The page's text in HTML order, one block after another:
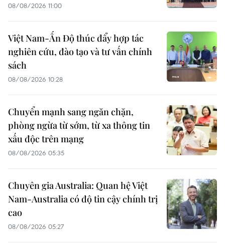
08/08/2026 11:00
Việt Nam-Ấn Độ thúc đẩy hợp tác
nghiên cứu, đào tạo và tư vấn chính
sách
08/08/2026 10:28
Chuyển mạnh sang ngăn chặn,
phòng ngừa từ sớm, từ xa thông tin
xấu độc trên mạng
08/08/2026 05:35
Chuyên gia Australia: Quan hệ Việt
Nam-Australia có độ tin cậy chính trị
cao
08/08/2026 05:27